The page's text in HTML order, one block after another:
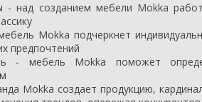
- над созданием мебели Mokka
Mokka подчеркнет
предпочтений
- мебель Mokka поможет
Mokka создает продукцию,